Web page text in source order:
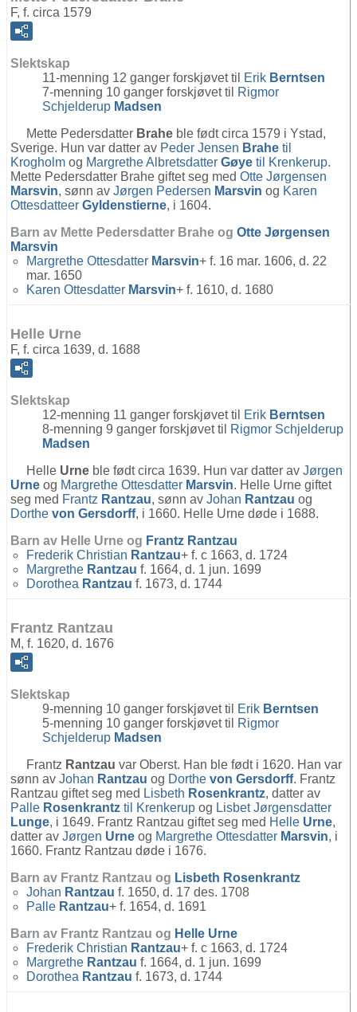
F, f. circa 1579
Slektskap
11-menning 12 ganger forskjøvet til
Erik Berntsen
7-menning 10 ganger forskjøvet til
Rigmor
Schjelderup Madsen
Mette Pedersdatter Brahe ble født circa 1579 i Ystad,
Sverige. Hun var datter av Peder Jensen Brahe til
Krogholm og Margrethe Albretsdatter Gøye til Krenkerup.
Mette Pedersdatter Brahe giftet seg med Otte Jørgensen
Marsvin, sønn av Jørgen Pedersen Marsvin og Karen
Ottesdatteer Gyldenstierne, i 1604.
Barn av Mette Pedersdatter Brahe og Otte Jørgensen
Marsvin
Margrethe Ottesdatter Marsvin+ f. 16 mar. 1606, d. 22
mar. 1650
Karen Ottesdatter Marsvin+ f. 1610, d. 1680
Helle Urne
F, f. circa 1639, d. 1688
Slektskap
12-menning 11 ganger forskjøvet til
Erik Berntsen
8-menning 9 ganger forskjøvet til
Rigmor Schjelderup
Madsen
Helle Urne ble født circa 1639. Hun var datter av Jørgen
Urne og Margrethe Ottesdatter Marsvin. Helle Urne giftet
seg med Frantz Rantzau, sønn av Johan Rantzau og
Dorthe von Gersdorff, i 1660. Helle Urne døde i 1688.
Barn av Helle Urne og Frantz Rantzau
Frederik Christian Rantzau+ f. c 1663, d. 1724
Margrethe Rantzau f. 1664, d. 1 jun. 1699
Dorothea Rantzau f. 1673, d. 1744
Frantz Rantzau
M, f. 1620, d. 1676
Slektskap
9-menning 10 ganger forskjøvet til
Erik Berntsen
5-menning 10 ganger forskjøvet til
Rigmor
Schjelderup Madsen
Frantz Rantzau var Oberst. Han ble født i 1620. Han var
sønn av Johan Rantzau og Dorthe von Gersdorff. Frantz
Rantzau giftet seg med Lisbeth Rosenkrantz, datter av
Palle Rosenkrantz til Krenkerup og Lisbet Jørgensdatter
Lunge, i 1649. Frantz Rantzau giftet seg med Helle Urne,
datter av Jørgen Urne og Margrethe Ottesdatter Marsvin, i
1660. Frantz Rantzau døde i 1676.
Barn av Frantz Rantzau og Lisbeth Rosenkrantz
Johan Rantzau f. 1650, d. 17 des. 1708
Palle Rantzau+ f. 1654, d. 1691
Barn av Frantz Rantzau og Helle Urne
Frederik Christian Rantzau+ f. c 1663, d. 1724
Margrethe Rantzau f. 1664, d. 1 jun. 1699
Dorothea Rantzau f. 1673, d. 1744